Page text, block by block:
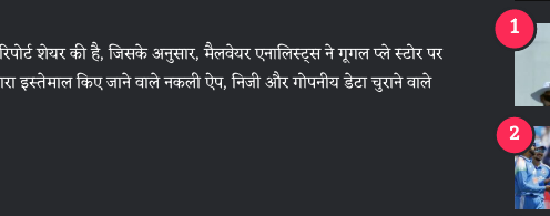
शेयर की है, जिसके अनुसार, मैलवेयर एनालिस्ट्स ने गूगल प्ले स्टोर पर
इस्तेमाल किए जाने वाले नकली ऐप, निजी और गोपनीय डेटा चुराने वाले